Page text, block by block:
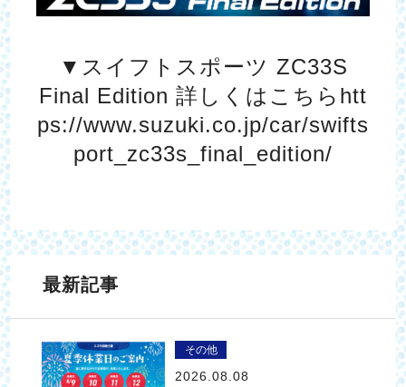
▼スイフトスポーツ ZC33S
Final Edition 詳しくはこちら htt
ps://www.suzuki.co.jp/car/swifts
port_zc33s_final_edition/
最新記事
その他
2026.08.08